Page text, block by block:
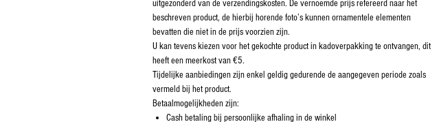
uitgezonderd van de verzendingskosten. De vernoemde prijs refereerd naar het
beschreven product, de hierbij horende foto’s kunnen ornamentele elementen
bevatten die niet in de prijs voorzien zijn.
U kan tevens kiezen voor het gekochte product in kadoverpakking te ontvangen, dit
heeft een meerkost van €5.
Tijdelijke aanbiedingen zijn enkel geldig gedurende de aangegeven periode zoals
vermeld bij het product.
Betaalmogelijkheden zijn:
Cash betaling bij persoonlijke afhaling in de winkel